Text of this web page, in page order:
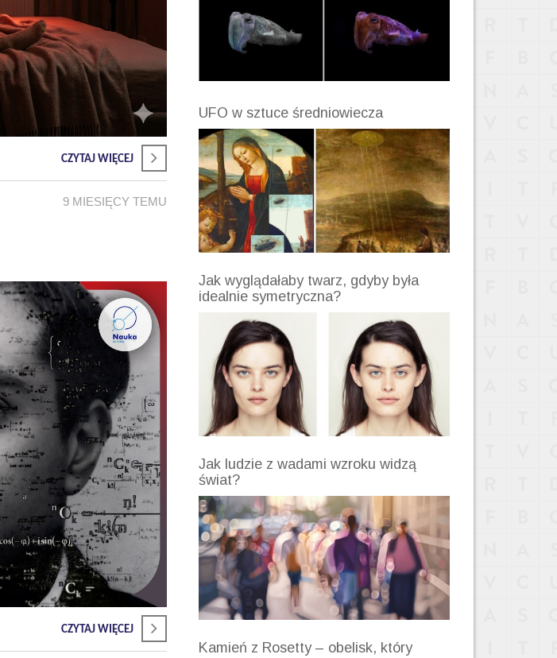
CZYTAJ WIĘCEJ
9 MIESIĘCY TEMU
CZYTAJ WIĘCEJ
UFO w sztuce średniowiecza
Jak wyglądałaby twarz, gdyby była
idealnie symetryczna?
Jak ludzie z wadami wzroku widzą
świat?
Kamień z Rosetty – obelisk, który